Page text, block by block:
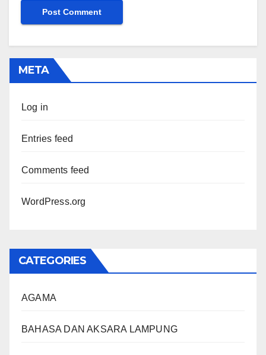
META
Log in
Entries feed
Comments feed
WordPress.org
CATEGORIES
AGAMA
BAHASA DAN AKSARA LAMPUNG